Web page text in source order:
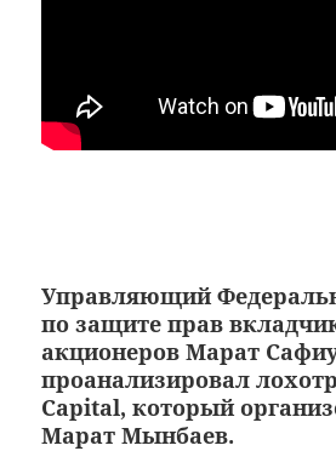
Управляющий
по защите прав
акционеров Марат
проанализировал
Capital, который
Марат Мынбаев.